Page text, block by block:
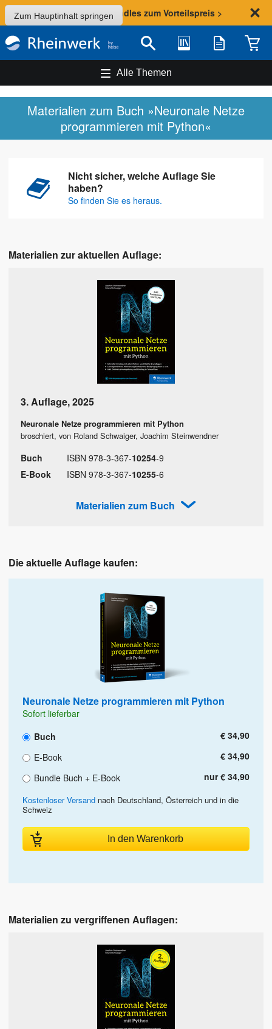
Zum Hauptinhalt springen
Sommer-Aktion: Bundles zum Vorteilspreis >
Suche Bibliothek Merkliste
Alle Themen
Materialien zum Buch »Neuronale Netze
programmieren mit Python«
Nicht sicher, welche Auflage Sie
haben?
So finden Sie es heraus.
Materialien zur aktuellen Auflage:
3. Auflage,2025
Neuronale Netze programmieren mit Python
broschiert, von Roland Schwaiger, Joachim Steinwendner
Buch ISBN 978-3-367-10254-9
E-Book
ISBN 978-3-367-10255-6
Materialien zum Buch
Die aktuelle Auflage kaufen:
Neuronale Netze programmieren mit Python
Sofort lieferbar
Buch
€ 34,90
E-Book
€ 34,90
Bundle Buch + E-Book
nur € 34,90
Kostenloser Versand nach Deutschland, Österreich und in die
Schweiz
In den Warenkorb
Materialien zu vergriffenen Auflagen: